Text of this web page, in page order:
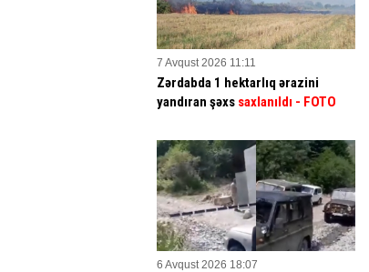
7 Avqust 2026 11:11
Zərdabda 1 hektarlıq ərazini
yandıran şəxs saxlanıldı - FOTO
6 Avqust 2026 18:07